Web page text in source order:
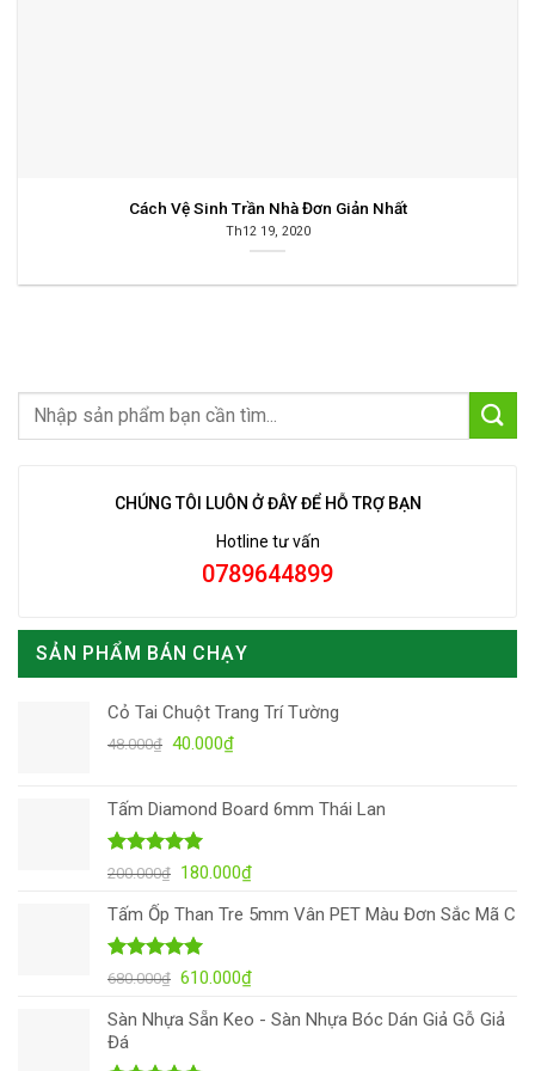
Cách Vệ Sinh Trần Nhà Đơn Giản Nhất
Th12 19, 2020
CHÚNG TÔI LUÔN Ở ĐÂY ĐỂ HỖ TRỢ BẠN
Hotline tư vấn
0789644899
SẢN PHẨM BÁN CHẠY
Cỏ Tai Chuột Trang Trí Tường
48.000₫ Giá
48.000₫.
40.000₫Giá
là:
Tấm Diamond Board 6mm Thái Lan
Được xếp
5 sao
200.000₫ Giá
là:
200.000₫.
180.000₫Giá
tại
180.000₫.
Tấm Ốp Than Tre 5mm Vân PET Màu Đơn Sắc Mã C
Được xếp
5 sao
680.000₫ Giá
là:
610.000₫Giá
tại
Sàn Nhựa Sẵn Keo - Sàn Nhựa Bóc Dán Giả Gỗ Giả
Đá